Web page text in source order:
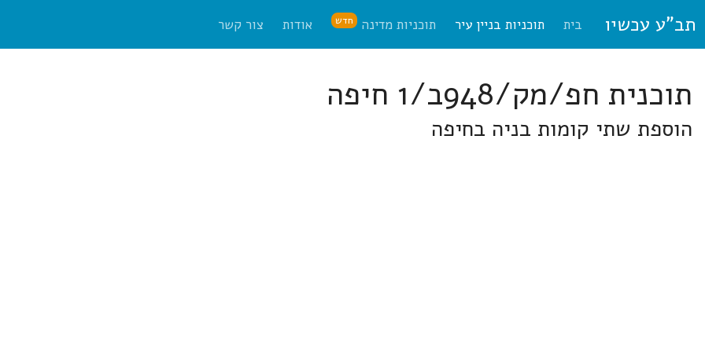
תב"ע עכשיו בית תוכניות בניין עיר תוכניות מדינה חדש אודות צור קשר
תוכנית חפ/מק/948ב/1 חיפה
הוספת שתי קומות בניה בחיפה